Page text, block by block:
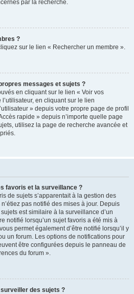
par la recherche.
?
sur le lien « Rechercher un membre ».
messages et sujets ?
en cliquant sur le lien « Voir vos
en cliquant sur le lien
» depuis votre propre page de profil
rapide » depuis n’importe quelle page
utilisez la page de recherche avancée et
favoris et la surveillance ?
de sujets s’apparentait à la gestion des
pas notifié des mises à jour. Depuis
est similaire à la surveillance d’un
notifié lorsqu’un sujet favoris a été mis à
permet également d’être notifié lorsqu’il y
un forum. Les options de notifications pour
être configurées depuis le panneau de
du forum ».
des sujets ?